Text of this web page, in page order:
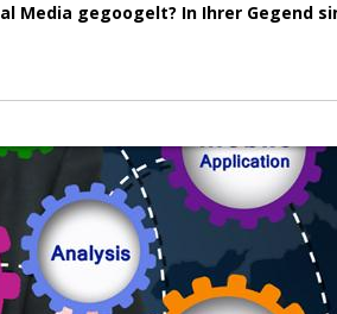
Media gegoogelt? In Ihrer Gegend